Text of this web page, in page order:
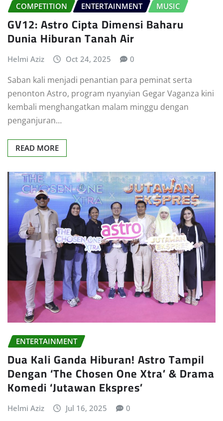
COMPETITION ENTERTAINMENT MUSIC
GV12: Astro Cipta Dimensi Baharu
Dunia Hiburan Tanah Air
Helmi Aziz Oct 24, 2025 0
Saban kali menjadi penantian para peminat serta
penonton Astro, program nyanyian Gegar Vaganza kini
kembali menghangatkan malam minggu dengan
penganjuran…
READ MORE
ENTERTAINMENT
Dua Kali Ganda Hiburan! Astro Tampil
Dengan ‘The Chosen One Xtra’ & Drama
Komedi ‘Jutawan Ekspres’
Helmi Aziz Jul 16, 2025 0